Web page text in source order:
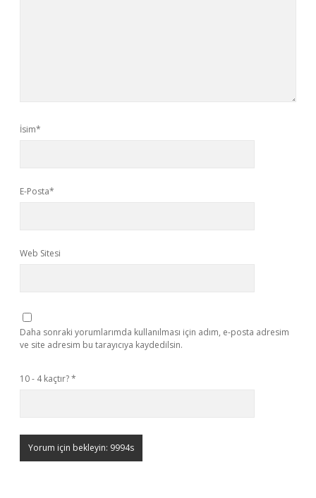
İsim*
E-Posta*
Web Sitesi
Daha sonraki yorumlarımda kullanılması için adım, e-posta adresim
ve site adresim bu tarayıcıya kaydedilsin.
10 - 4 kaçtır?*